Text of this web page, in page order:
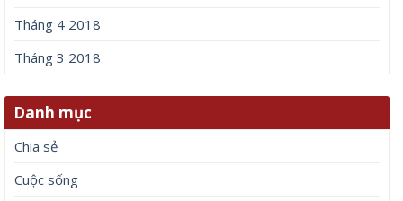
Tháng 4 2018
Tháng 3 2018
Danh mục
Chia sẻ
Cuộc sống